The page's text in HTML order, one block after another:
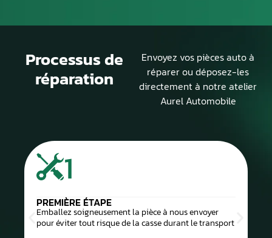
Processus de
réparation
Envoyez vos pièces auto à
réparer ou déposez-les
directement à notre atelier
Aurel Automobile
1
PREMIÈRE ÉTAPE
Emballez soigneusement la pièce à nous envoyer
pour éviter tout risque de la casse durant le transport